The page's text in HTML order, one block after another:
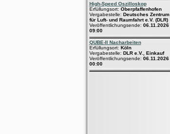
High-Speed Oszilloskop
Erfüllungsort: Oberpfaffenhofen
Vergabestelle: Deutsches Zentrum
für Luft- und Raumfahrt e.V. (DLR)
Veröffentlichungsende: 06.11.2026
09:00
QUBE-II Nacharbeiten
Erfüllungsort: Köln
Vergabestelle: DLR e.V., Einkauf
Veröffentlichungsende: 06.11.2026
00:00